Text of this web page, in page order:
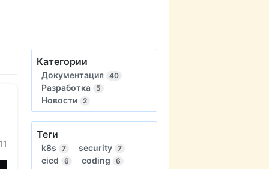
Категории
Документация 40
Разработка 5
Новости 2
Теги
k8s 7 security 7
cicd 6 coding 6